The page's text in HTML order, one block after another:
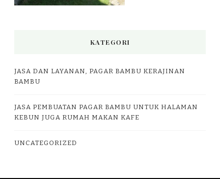
KATEGORI
JASA DAN LAYANAN, PAGAR BAMBU KERAJINAN
BAMBU
JASA PEMBUATAN PAGAR BAMBU UNTUK HALAMAN
KEBUN JUGA RUMAH MAKAN KAFE
UNCATEGORIZED